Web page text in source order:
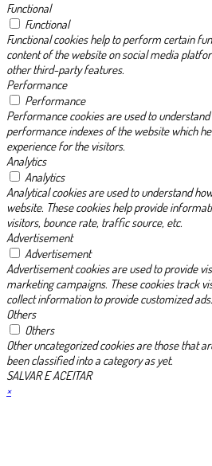
Functional
Functional
Functional cookies help to perform certain
content of the website on social media
other third-party features.
Performance
Performance
Performance cookies are used to
performance indexes of the website which
experience for the visitors.
Analytics
Analytics
Analytical cookies are used to understand
website. These cookies help provide
visitors, bounce rate, traffic source, etc.
Advertisement
Advertisement
Advertisement cookies are used to provide
marketing campaigns. These cookies track
collect information to provide customized ads.
Others
Others
Other uncategorized cookies are those that
been classified into a category as yet.
SALVAR E ACEITAR
×